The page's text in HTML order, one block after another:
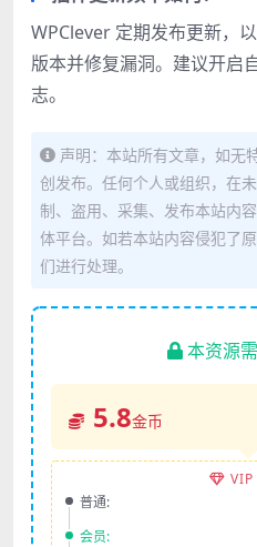
WPClever 定期发布更新，
版本并修复漏洞。建议开启
志。
声明：本站所有文章，如无
创发布。任何个人或组织，在
制、盗用、采集、发布本站内
体平台。如若本站内容侵犯了
们进行处理。
本资源
5.8金币
VIP
普通:
会员: